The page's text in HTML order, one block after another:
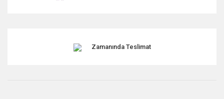
Zamanında Teslimat